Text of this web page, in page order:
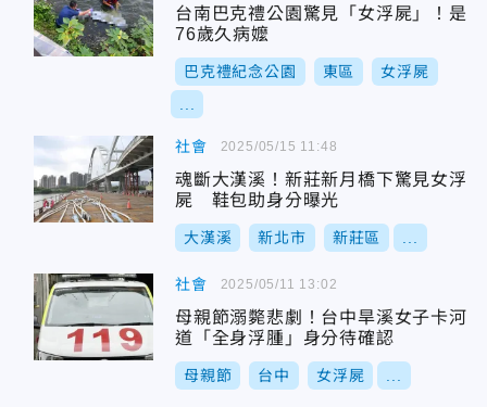
台南巴克禮公園驚見「女浮屍」！是
76歲久病嬤
巴克禮紀念公園 東區 女浮屍
社會
魂斷大漢溪！新莊新月橋下驚見女浮
屍 鞋包助身分曝光
大漢溪 新北市 新莊區
2025/05/15 11:48
社會
母親節溺斃悲劇！台中旱溪女子卡河
道「全身浮腫」身分待確認
母親節 台中 女浮屍
2025/05/11 13:02